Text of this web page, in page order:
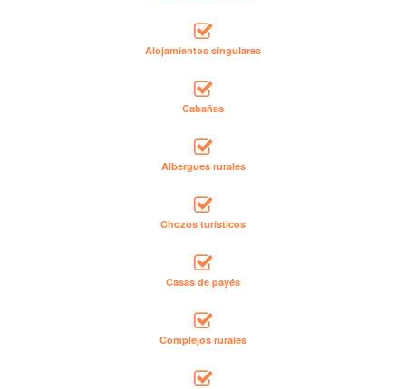
Alojamientos singulares
Cabañas
Albergues rurales
Chozos turísticos
Casas de payés
Complejos rurales